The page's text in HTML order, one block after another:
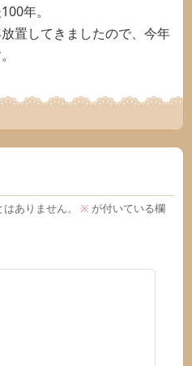
年。
置してきましたので、今年
ありません。 ※ が付いている欄